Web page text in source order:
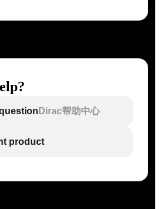
Dirac帮助中心
product